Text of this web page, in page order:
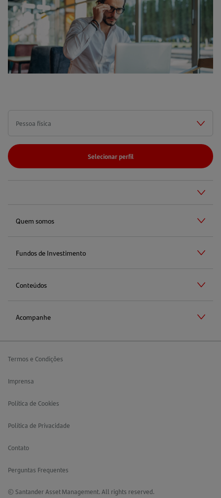
ABA)
Selecionar perfil
Quem somos
Fundos de Investimento
Conteúdos
Acompanhe
Termos e Condições
Imprensa
Política de Cookies
Política de Privacidade
Contato
Perguntas Frequentes
© Santander Asset Management. All rights reserved.